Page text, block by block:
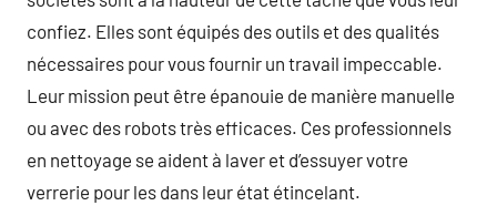
confiez. Elles sont équipés des outils et des qualités
nécessaires pour vous fournir un travail impeccable.
Leur mission peut être épanouie de manière manuelle
ou avec des robots très efficaces. Ces professionnels
en nettoyage se aident à laver et d’essuyer votre
verrerie pour les dans leur état étincelant.